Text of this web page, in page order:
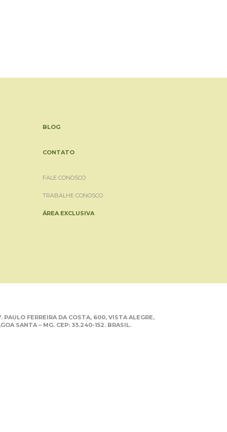
BLOG
CONTATO
FALE CONOSCO
TRABALHE CONOSCO
ÁREA EXCLUSIVA
PAULO FERREIRA DA COSTA, 600, VISTA ALEGRE,
SANTA – MG. CEP: 33.240-152. BRASIL.